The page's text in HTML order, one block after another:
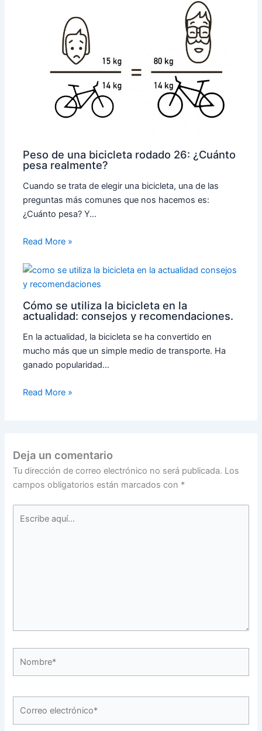
Peso de una bicicleta rodado 26: ¿Cuánto
pesa realmente?
Cuando se trata de elegir una bicicleta, una de las
preguntas más comunes que nos hacemos es:
¿Cuánto pesa? Y…
Read More »
Cómo se utiliza la bicicleta en la
actualidad: consejos y recomendaciones.
En la actualidad, la bicicleta se ha convertido en
mucho más que un simple medio de transporte. Ha
ganado popularidad…
Read More »
Deja un comentario
Tu dirección de correo electrónico no será publicada. Los
campos obligatorios están marcados con *
aquí...
electrónico*